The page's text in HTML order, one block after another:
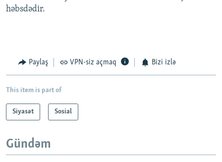
həbsdədir.
Paylaş VPN-siz açmaq Bizi izlə
This item is part of
Siyasət Sosial
Gündəm